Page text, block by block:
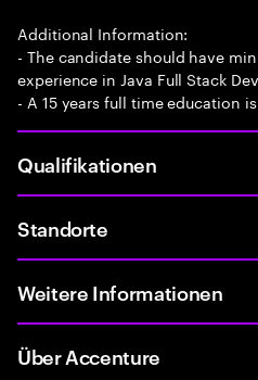
Additional Information:
- The candidate should have
experience in Java Full Stack
- A 15 years full time education
Qualifikationen
Standorte
Weitere Informationen
Über Accenture